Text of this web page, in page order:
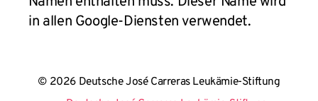
in allen Google-Diensten verwendet.
© 2026 Deutsche José Carreras Leukämie-Stiftung